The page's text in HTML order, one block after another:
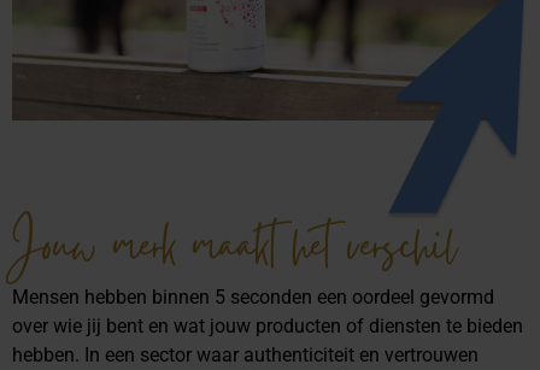
Jouw merk maakt het verschil
Mensen hebben binnen 5 seconden een oordeel gevormd
over wie jij bent en wat jouw producten of diensten te bieden
hebben. In een sector waar authenticiteit en vertrouwen